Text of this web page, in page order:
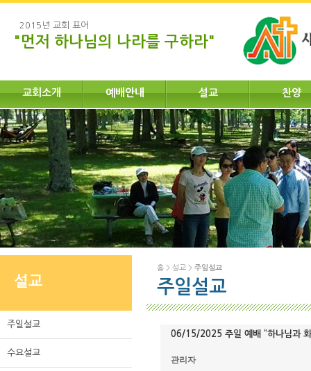
2015년 교회 표어
"먼저 하나님의 나라를 구하라"
교회소개 예배안내 설교 찬양
설교
주일설교
수요설교
홈 > 설교 > 주일설교
주일설교
06/15/2025 주일 예배 “하나님과
관리자